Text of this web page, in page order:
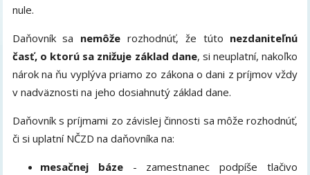
nule.
Daňovník sa nemôžerozhodnúť, že túto nezdaniteľnú
časť, o ktorú sa znižuje základ dane, si neuplatní, nakoľko
nárok na ňu vyplýva priamo zo zákona o dani z príjmov vždy
v nadväznosti na jeho dosiahnutý základ dane.
Daňovník s príjmami zo závislej činnosti sa môže rozhodnúť,
či si uplatní NČZD na daňovníka na:
mesačnej báze- zamestnanec podpíše tlačivo